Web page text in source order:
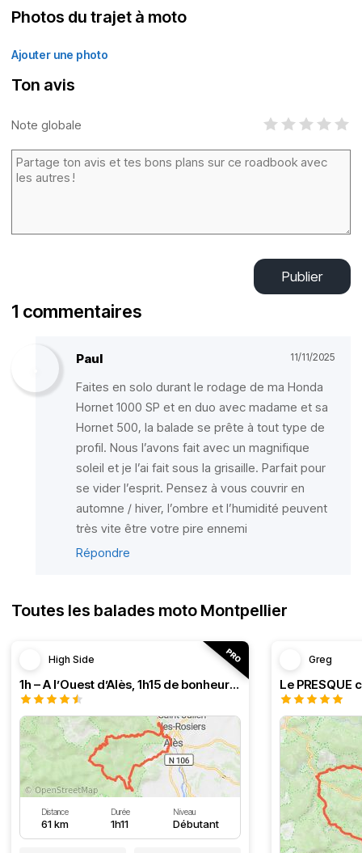
Photos du trajet à moto
Ajouter une photo
Ton avis
Note globale
Publier
1 commentaires
Paul 11/11/2025
Faites en solo durant le rodage de ma Honda
Hornet 1000 SP et en duo avec madame et sa
Hornet 500, la balade se prête à tout type de
profil. Nous l’avons fait avec un magnifique
soleil et je l’ai fait sous la grisaille. Parfait pour
se vider l’esprit. Pensez à vous couvrir en
automne / hiver, l’ombre et l’humidité peuvent
très vite être votre pire ennemi
Répondre
Toutes les balades moto Montpellier
High Side
1h – A l’Ouest d’Alès, 1h15 de bonheur (HSRF23)
Distance
61 km
Durée
1h11
Niveau
Débutant
Greg